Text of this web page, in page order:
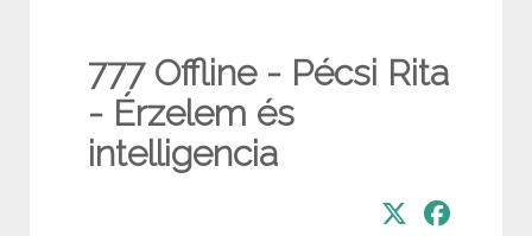
777 Offline - Pécsi Rita
- Érzelem és
intelligencia